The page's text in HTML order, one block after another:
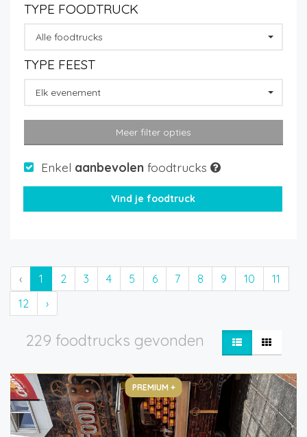
TYPE FOODTRUCK
Alle foodtrucks
TYPE FEEST
Elk evenement
Meer filter opties
Enkel aanbevolen foodtrucks
‹ 1 2 3 4 5 6 7 8 9 10
11
12
›
229 foodtrucks gevonden
PREMIUM +